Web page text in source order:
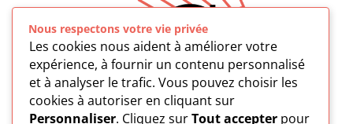
Nous respectons votre vie privée
Les cookies nous aident à améliorer votre
expérience, à fournir un contenu personnalisé
et à analyser le trafic. Vous pouvez choisir les
cookies à autoriser en cliquant sur
Personnaliser. Cliquez surTout accepter pour